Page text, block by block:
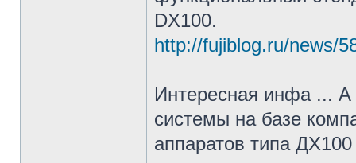
DX100.
http://fujiblog.ru/news/
Интересная инфа ...
системы на базе
аппаратов типа